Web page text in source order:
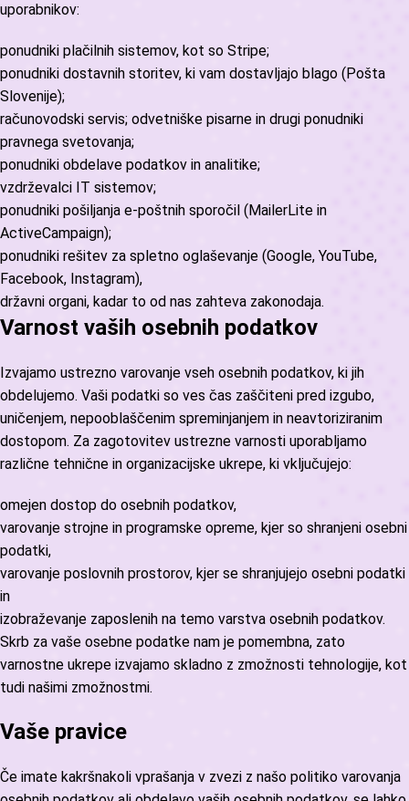
uporabnikov:
ponudniki plačilnih sistemov, kot so Stripe;
ponudniki dostavnih storitev, ki vam dostavljajo blago (Pošta
Slovenije);
računovodski servis; odvetniške pisarne in drugi ponudniki
pravnega svetovanja;
ponudniki obdelave podatkov in analitike;
vzdrževalci IT sistemov;
ponudniki pošiljanja e-poštnih sporočil (MailerLite in
ActiveCampaign);
ponudniki rešitev za spletno oglaševanje (Google, YouTube,
Facebook, Instagram),
državni organi, kadar to od nas zahteva zakonodaja.
Varnost vaših osebnih podatkov
Izvajamo ustrezno varovanje vseh osebnih podatkov, ki jih
obdelujemo. Vaši podatki so ves čas zaščiteni pred izgubo,
uničenjem, nepooblaščenim spreminjanjem in neavtoriziranim
dostopom. Za zagotovitev ustrezne varnosti uporabljamo
različne tehnične in organizacijske ukrepe, ki vključujejo:
omejen dostop do osebnih podatkov,
varovanje strojne in programske opreme, kjer so shranjeni osebni
podatki,
varovanje poslovnih prostorov, kjer se shranjujejo osebni podatki
in
izobraževanje zaposlenih na temo varstva osebnih podatkov.
Skrb za vaše osebne podatke nam je pomembna, zato
varnostne ukrepe izvajamo skladno z zmožnosti tehnologije, kot
tudi našimi zmožnostmi.
Vaše pravice
Če imate kakršnakoli vprašanja v zvezi z našo politiko varovanja